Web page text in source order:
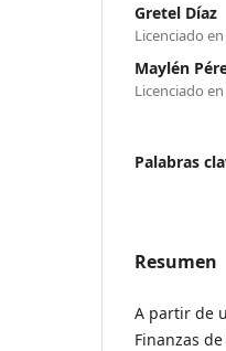
Gretel Díaz
Licenciado
Maylén
Licenciado
Palabras
Resumen
A partir de
Finanzas